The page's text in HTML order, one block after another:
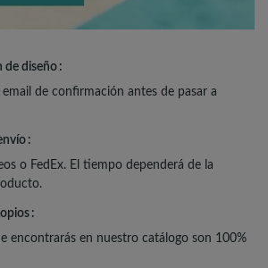
de diseño
de confirmación antes de pasar a
o FedEx. El tiempo dependerá de la
encontrarás en nuestro catálogo son 100%